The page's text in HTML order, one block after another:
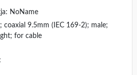
NoName
coaxial 9.5mm (IEC 169-2); male;
for cable